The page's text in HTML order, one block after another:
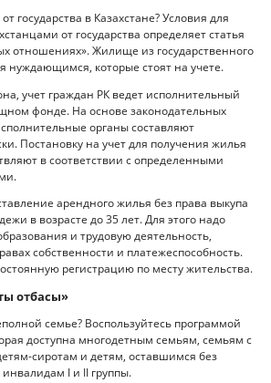
государства в Казахстане? Условия для
от государства определяет статья
отношениях». Жилище из государственного
нуждающимся, которые стоят на учете.
учет граждан РК ведет исполнительный
фонде. На основе законодательных
органы составляют
Постановку на учет для получения жилья
в соответствии с определенными
арендного жилья без права выкупа
в возрасте до 35 лет. Для этого надо
и трудовую деятельность,
собственности и платежеспособность.
регистрацию по месту жительства.
отбасы»
семье? Воспользуйтесь программой
доступна многодетным семьям, семьям с
сиротам и детям, оставшимся без
I и II группы.